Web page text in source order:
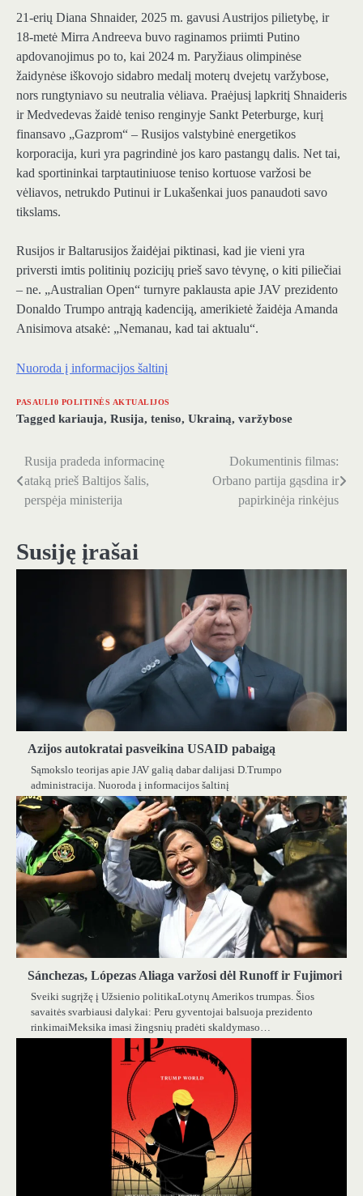
21-erių Diana Shnaider, 2025 m. gavusi Austrijos pilietybę, ir
18-metė Mirra Andreeva buvo raginamos priimti Putino
apdovanojimus po to, kai 2024 m. Paryžiaus olimpinėse
žaidynėse iškovojo sidabro medalį moterų dvejetų varžybose,
nors rungtyniavo su neutralia vėliava. Praėjusį lapkritį Shnaideris
ir Medvedevas žaidė teniso renginyje Sankt Peterburge, kurį
finansavo „Gazprom“ – Rusijos valstybinė energetikos
korporacija, kuri yra pagrindinė jos karo pastangų dalis. Net tai,
kad sportininkai tarptautiniuose teniso kortuose varžosi be
vėliavos, netrukdo Putinui ir Lukašenkai juos panaudoti savo
tikslams.
Rusijos ir Baltarusijos žaidėjai piktinasi, kad jie vieni yra
priversti imtis politinių pozicijų prieš savo tėvynę, o kiti piliečiai
– ne. „Australian Open“ turnyre paklausta apie JAV prezidento
Donaldo Trumpo antrąją kadenciją, amerikietė žaidėja Amanda
Anisimova atsakė: „Nemanau, kad tai aktualu“.
Nuoroda į informacijos šaltinį
PASAULI0 POLITINĖS AKTUALIJOS
Tagged kariauja, Rusija, teniso, Ukrainą, varžybose
Navigacija
tarp
Rusija pradeda informacinę
ataką prieš Baltijos šalis,
perspėja ministerija
Dokumentinis filmas:
Orbano partija gąsdina ir
papirkinėja rinkėjus
Susiję įrašai
Azijos autokratai pasveikina USAID pabaigą
Sąmokslo teorijas apie JAV galią dabar dalijasi D.Trumpo
administracija. Nuoroda į informacijos šaltinį
Sánchezas, Lópezas Aliaga varžosi dėl Runoff ir Fujimori
Sveiki sugrįžę į Užsienio politikaLotynų Amerikos trumpas. Šios
savaitės svarbiausi dalykai: Peru gyventojai balsuoja prezidento
rinkimaiMeksika imasi žingsnių pradėti skaldymaso…